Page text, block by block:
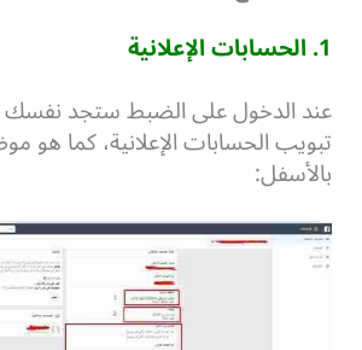
1. الحسابات الإعلانية
عند الدخول على الضبط ستجد نفسك
تبويب الحسابات الإعلانية، كما هو
بالأسفل: